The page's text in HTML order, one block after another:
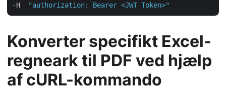
-H
"authorization: Bearer <JWT Token>"
Konverter specifikt Excel-
regneark til PDF ved hjælp
af cURL-kommando